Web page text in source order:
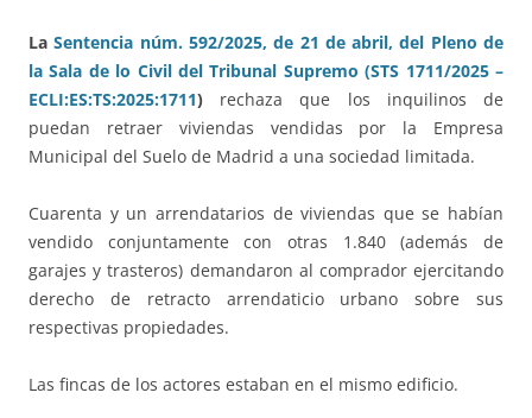
LaSentencia núm. 592/2025, de 21 de abril, del Pleno de
la Sala de lo Civil del Tribunal Supremo (STS 1711/2025 –
ECLI:ES:TS:2025:1711) rechaza que los inquilinos de
puedan retraer viviendas vendidas por la Empresa
Municipal del Suelo de Madrid a una sociedad limitada.
Cuarenta y un arrendatarios de viviendas que se habían
vendido conjuntamente con otras 1.840 (además de
garajes y trasteros) demandaron al comprador ejercitando
derecho de retracto arrendaticio urbano sobre sus
respectivas propiedades.
Las fincas de los actores estaban en el mismo edificio.